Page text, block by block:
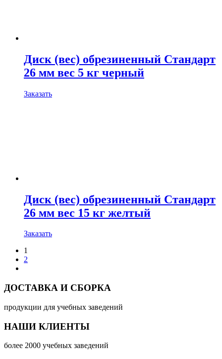
Диск (вес) обрезиненный Стандарт
26 мм вес 5 кг черный
Заказать
Диск (вес) обрезиненный Стандарт
26 мм вес 15 кг желтый
Заказать
1
2
ДОСТАВКА И СБОРКА
продукции для учебных заведений
НАШИ КЛИЕНТЫ
более 2000 учебных заведений